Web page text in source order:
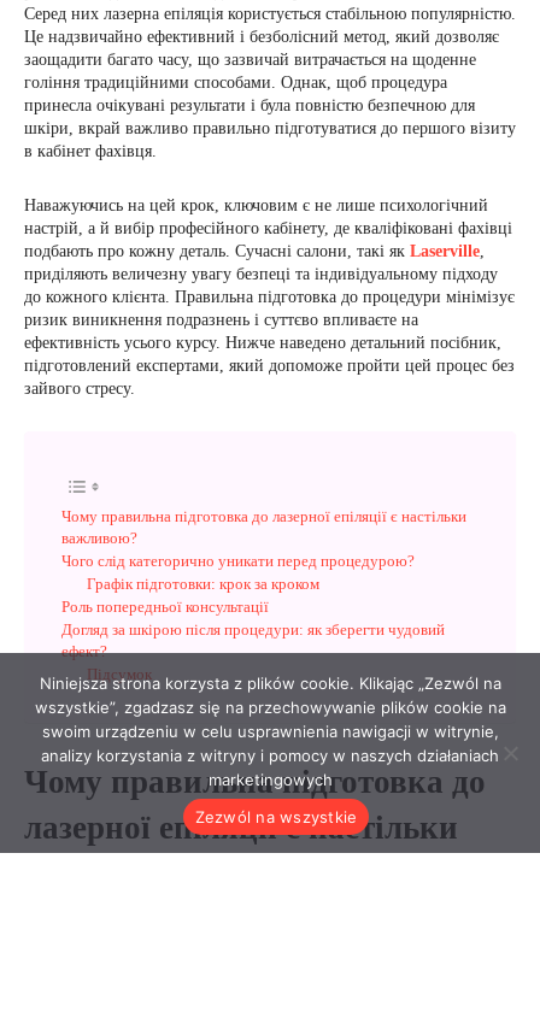
Niniejsza strona korzysta z plików cookie. Klikając „Zezwól na
wszystkie”, zgadzasz się na przechowywanie plików cookie na
swoim urządzeniu w celu usprawnienia nawigacji w witrynie,
analizy korzystania z witryny i pomocy w naszych działaniach
marketingowych
Zezwól na wszystkie